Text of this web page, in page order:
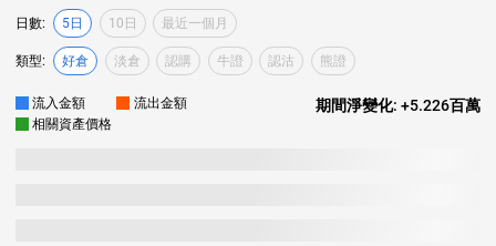
日數: 5日 10日 最近一個月
類型: 好倉 淡倉 認購 牛證 認沽 熊證
流入金額
流出金額
相關資產價格
期間淨變化: +5.226百萬